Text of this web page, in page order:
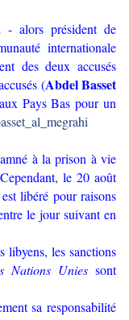
- alors président de
internationale
des deux accusés
(Abdel Basset
aux Pays Bas pour un
à la prison à vie
le 20 août
libéré pour raisons
le jour suivant en
libyens, les sanctions
Nations Unies sont
sa responsabilité